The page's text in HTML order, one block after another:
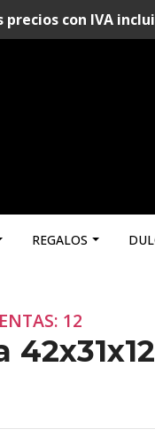
precios con IVA
REGALOS
12